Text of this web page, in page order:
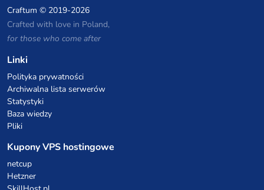
Craftum © 2019-2026
Crafted with love in Poland,
for those who come after
Linki
Polityka prywatności
Archiwalna lista serwerów
Statystyki
Baza wiedzy
Pliki
Kupony VPS hostingowe
netcup
Hetzner